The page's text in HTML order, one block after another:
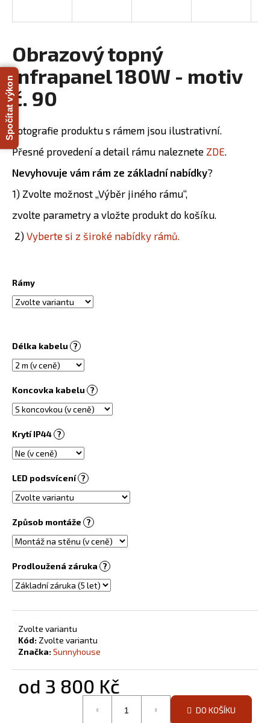
Obrazový topný
infrapanel 180W - motiv
č. 90
Fotografie produktu s rámem jsou ilustrativní.
Přesné provedení a detail rámu naleznete ZDE.
Nevyhovuje vám rám ze základní nabídky?
1) Zvolte možnost „Výběr jiného rámu“,
zvolte parametry a vložte produkt do košíku.
2) Vyberte si z široké nabídky rámů.
Rámy
Délka kabelu ?
Koncovka kabelu ?
Krytí IP44 ?
LED podsvícení ?
Způsob montáže ?
Prodloužená záruka ?
Zvolte variantu
Kód: Zvolte variantu
Značka:Sunnyhouse
od 3 800 Kč
DO KOŠÍKU
í
t
?
D
p
o
u
j
e
e
OBRAZOVÝ
TOPNÝ
INFRAPANEL
360W
-
Č.
71
6
730
Kč
Spočítat výkon